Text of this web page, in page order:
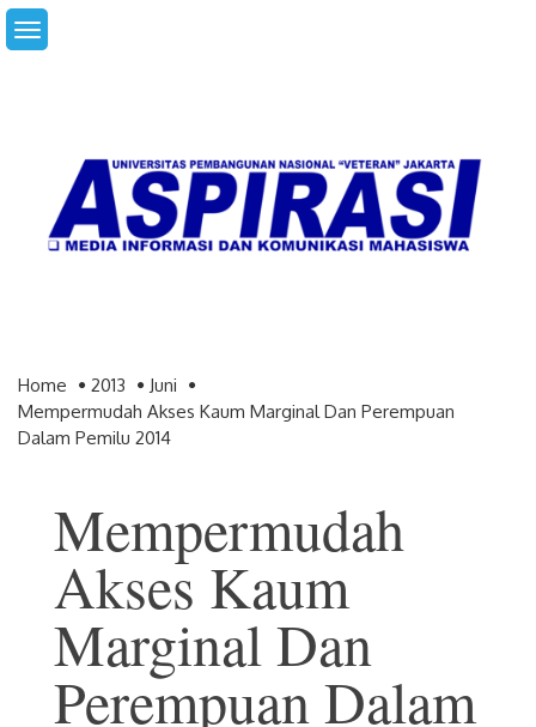
Skip
to
Home 2013
Juni
Mempermudah Akses Kaum Marginal Dan Perempuan
Dalam Pemilu 2014
Mempermudah
Akses Kaum
Marginal Dan
Perempuan Dalam